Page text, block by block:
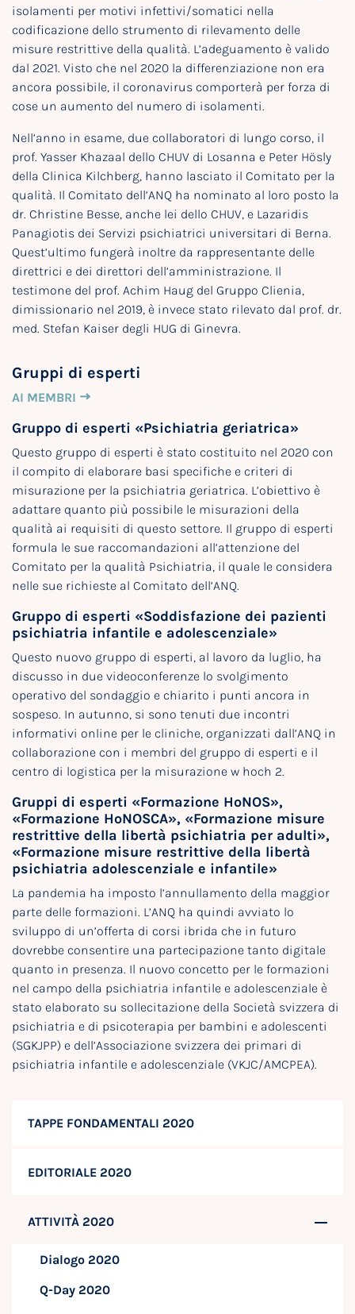
TAPPE FONDAMENTALI 2020
EDITORIALE 2020
ATTIVITÀ 2020
Dialogo 2020
Q-Day 2020
isolamenti per motivi infettivi/somatici nella
codificazione dello strumento di rilevamento delle
misure restrittive della qualità. L’adeguamento è valido
dal 2021. Visto che nel 2020 la differenziazione non era
ancora possibile, il coronavirus comporterà per forza di
cose un aumento del numero di isolamenti.
Nell’anno in esame, due collaboratori di lungo corso, il
prof. Yasser Khazaal dello CHUV di Losanna e Peter Hösly
della Clinica Kilchberg, hanno lasciato il Comitato per la
qualità. Il Comitato dell’ANQ ha nominato al loro posto la
dr. Christine Besse, anche lei dello CHUV, e Lazaridis
Panagiotis dei Servizi psichiatrici universitari di Berna.
Quest’ultimo fungerà inoltre da rappresentante delle
direttrici e dei direttori dell’amministrazione. Il
testimone del prof. Achim Haug del Gruppo Clienia,
dimissionario nel 2019, è invece stato rilevato dal prof. dr.
med. Stefan Kaiser degli HUG di Ginevra.
Gruppi di esperti
AI MEMBRI
Gruppo di esperti «Psichiatria geriatrica»
Questo gruppo di esperti è stato costituito nel 2020 con
il compito di elaborare basi specifiche e criteri di
misurazione per la psichiatria geriatrica. L’obiettivo è
adattare quanto più possibile le misurazioni della
qualità ai requisiti di questo settore. Il gruppo di esperti
formula le sue raccomandazioni all’attenzione del
Comitato per la qualità Psichiatria, il quale le considera
nelle sue richieste al Comitato dell’ANQ.
Gruppo di esperti «Soddisfazione dei pazienti
psichiatria infantile e adolescenziale»
Questo nuovo gruppo di esperti, al lavoro da luglio, ha
discusso in due videoconferenze lo svolgimento
operativo del sondaggio e chiarito i punti ancora in
sospeso. In autunno, si sono tenuti due incontri
informativi online per le cliniche, organizzati dall’ANQ in
collaborazione con i membri del gruppo di esperti e il
centro di logistica per la misurazione w hoch 2.
Gruppi di esperti «Formazione HoNOS»,
«Formazione HoNOSCA», «Formazione misure
restrittive della libertà psichiatria per adulti»,
«Formazione misure restrittive della libertà
psichiatria adolescenziale e infantile»
La pandemia ha imposto l’annullamento della maggior
parte delle formazioni. L’ANQ ha quindi avviato lo
sviluppo di un’offerta di corsi ibrida che in futuro
dovrebbe consentire una partecipazione tanto digitale
quanto in presenza. Il nuovo concetto per le formazioni
nel campo della psichiatria infantile e adolescenziale è
stato elaborato su sollecitazione della Società svizzera di
psichiatria e di psicoterapia per bambini e adolescenti
(SGKJPP) e dell’Associazione svizzera dei primari di
psichiatria infantile e adolescenziale (VKJC/AMCPEA).